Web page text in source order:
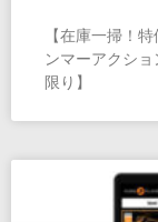
【在庫一掃！
ンマーアクシ
限り】